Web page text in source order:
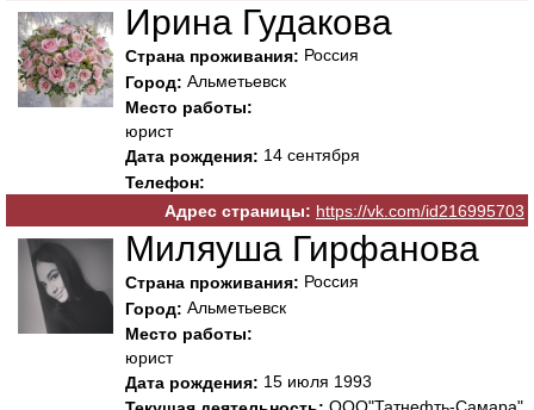
Ирина Гудакова
Страна проживания: Россия
Город: Альметьевск
Место работы:
юрист
Дата рождения: 14 сентября
Телефон:
Адрес страницы: https://vk.com/id216995703
Миляуша Гирфанова
Страна проживания: Россия
Город: Альметьевск
Место работы:
юрист
Дата рождения: 15 июля 1993